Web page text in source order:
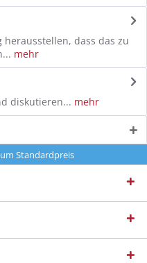
dass das zu
mehr
diskutieren... mehr
Standardpreis